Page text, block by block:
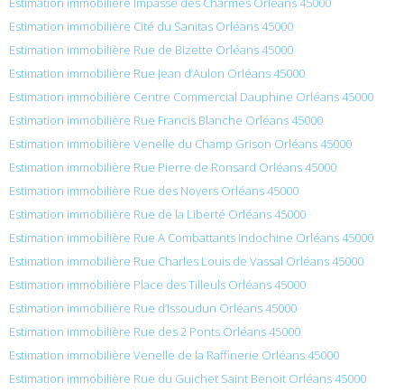
Estimation immobilière Cité du Sanitas Orléans 45000
Estimation immobilière Rue de Bizette Orléans 45000
Estimation immobilière Rue Jean d’Aulon Orléans 45000
Estimation immobilière Centre Commercial Dauphine Orléans 45000
Estimation immobilière Rue Francis Blanche Orléans 45000
Estimation immobilière Venelle du Champ Grison Orléans 45000
Estimation immobilière Rue Pierre de Ronsard Orléans 45000
Estimation immobilière Rue des Noyers Orléans 45000
Estimation immobilière Rue de la Liberté Orléans 45000
Estimation immobilière Rue A Combattants Indochine Orléans 45000
Estimation immobilière Rue Charles Louis de Vassal Orléans 45000
Estimation immobilière Place des Tilleuls Orléans 45000
Estimation immobilière Rue d’Issoudun Orléans 45000
Estimation immobilière Rue des 2 Ponts Orléans 45000
Estimation immobilière Venelle de la Raffinerie Orléans 45000
Estimation immobilière Rue du Guichet Saint Benoit Orléans 45000